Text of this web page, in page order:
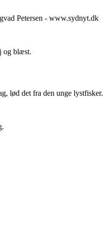
Petersen - www.sydnyt.dk
og blæst.
lød det fra den unge lystfisker.